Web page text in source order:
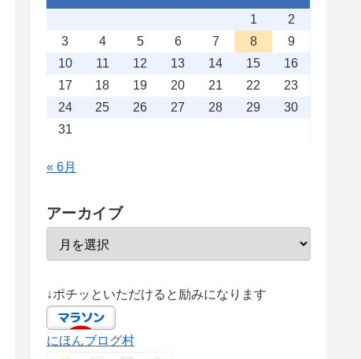
1
2
3
4 5 6 7 8
9
10
11 12 13 14 15
16
17
18 19 20 21 22
23
24
25 26 27 28 29
30
31
« 6月
アーカイブ
↓ポチッといただけると励みになります
にほんブログ村